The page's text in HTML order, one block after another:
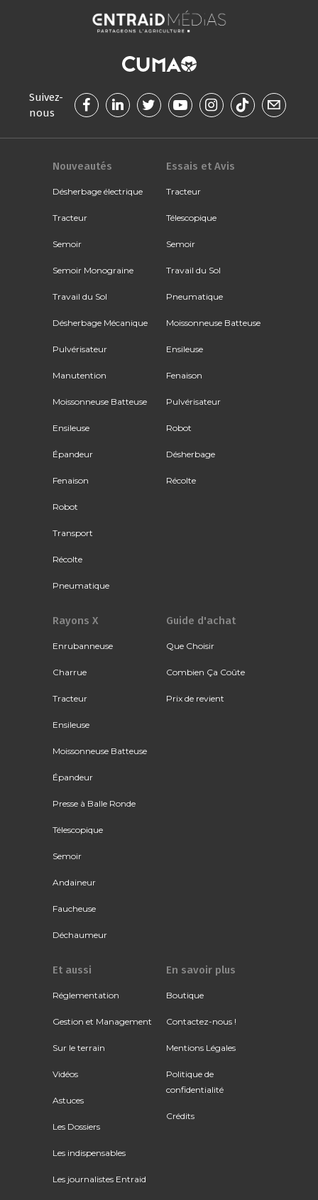
Suivez-
nous
Nouveautés
Désherbage électrique
Tracteur
Semoir
Semoir Monograine
Travail du Sol
Désherbage Mécanique
Pulvérisateur
Manutention
Moissonneuse Batteuse
Ensileuse
Épandeur
Fenaison
Robot
Transport
Récolte
Pneumatique
Essais et Avis
Tracteur
Télescopique
Semoir
Travail du Sol
Pneumatique
Moissonneuse Batteuse
Ensileuse
Fenaison
Pulvérisateur
Robot
Désherbage
Récolte
Rayons X
Enrubanneuse
Charrue
Tracteur
Ensileuse
Moissonneuse Batteuse
Épandeur
Presse à Balle Ronde
Télescopique
Semoir
Andaineur
Faucheuse
Déchaumeur
Guide d'achat
Que Choisir
Combien Ça Coûte
Prix de revient
Et aussi
Réglementation
Gestion et Management
Sur le terrain
Vidéos
Astuces
Les Dossiers
Les indispensables
Les journalistes Entraid
En savoir plus
Boutique
Contactez-nous !
Mentions Légales
Politique de
confidentialité
Crédits